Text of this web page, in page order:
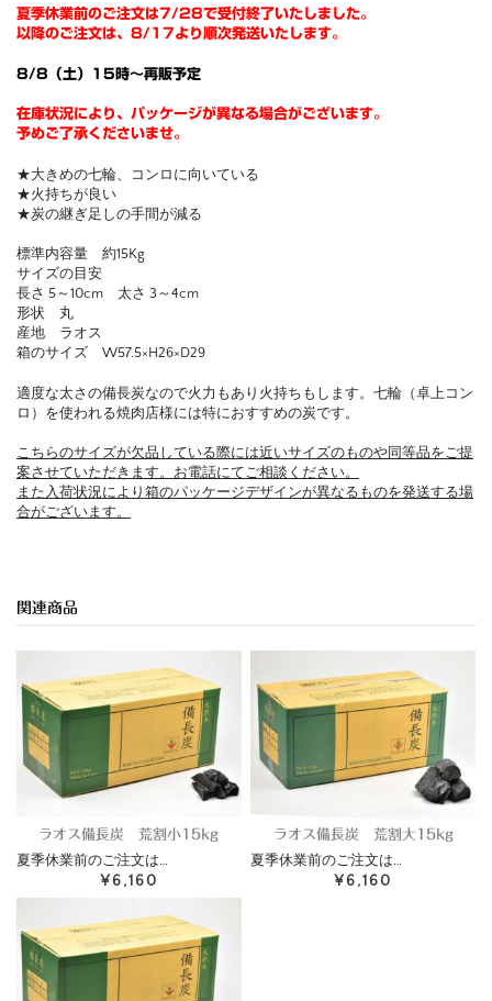
夏季休業前のご注文は7/28で受付終了いたしました。
以降のご注文は、8/17より順次発送いたします。
8/8（土）15時～再販予定
在庫状況により、パッケージが異なる場合がございます。
予めご了承くださいませ。
★大きめの七輪、コンロに向いている
★火持ちが良い
★炭の継ぎ足しの手間が減る
標準内容量 約15Kg
サイズの目安
長さ 5～10cm 太さ 3～4cm
形状 丸
産地 ラオス
箱のサイズ W57.5×H26×D29
適度な太さの備長炭なので火力もあり火持ちもします。七輪（卓上コン
ロ）を使われる焼肉店様には特におすすめの炭です。
こちらのサイズが欠品している際には近いサイズのものや同等品をご提
案させていただきます。お電話にてご相談ください。
また入荷状況により箱のパッケージデザインが異なるものを発送する場
合がございます。
関連商品
ラオス備長炭 荒割小15kg
夏季休業前のご注文は…
¥6,160
ラオス備長炭 荒割大15kg
夏季休業前のご注文は…
¥6,160